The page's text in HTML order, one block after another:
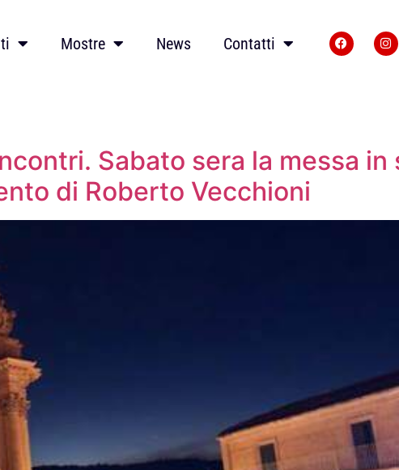
Mostre News Contatti
Sabato sera la messa in
di Roberto Vecchioni